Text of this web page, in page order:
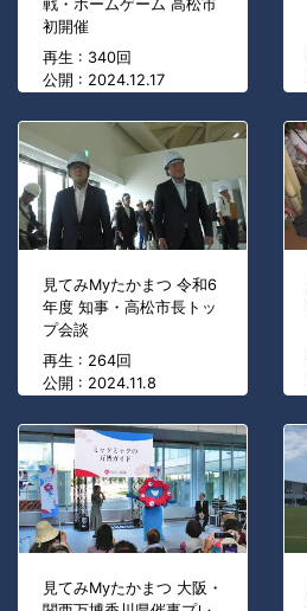
戦・ホームゲーム 高松市
初開催
再生 : 340回
公開 : 2024.12.17
見てみMyたかまつ 令和6
年度 知事・高松市長トッ
プ会談
再生 : 264回
公開 : 2024.11.8
見てみMyたかまつ 大阪・